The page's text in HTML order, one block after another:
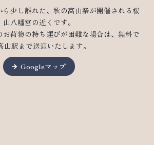
少し離れた、秋の高山祭が開催される桜
山八幡宮の近くです。
お荷物の持ち運びが困難な場合は、無料で
山駅まで送迎いたします。
Googleマップ